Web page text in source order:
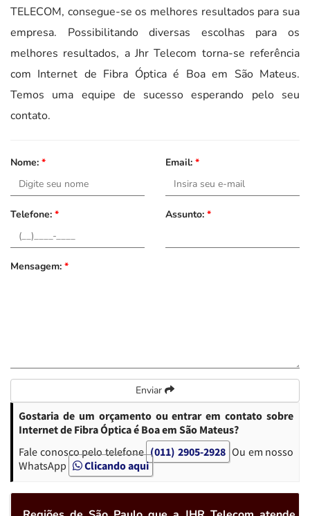
TELECOM, consegue-se os melhores resultados para sua
empresa. Possibilitando diversas escolhas para os
melhores resultados, a Jhr Telecom torna-se referência
com Internet de Fibra Óptica é Boa em São Mateus.
Temos uma equipe de sucesso esperando pelo seu
contato.
Nome: * Email: *
Telefone: * Assunto: *
Mensagem: *
Enviar
Gostaria de um orçamento ou entrar em contato sobre
Internet de Fibra Óptica é Boa em São Mateus?
Fale conosco pelo telefone (011) 2905-2928 Ou em nosso
WhatsApp
Clicando aqui